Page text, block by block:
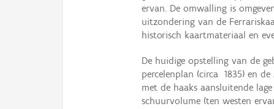
ervan. De omwalling is
uitzondering van de
historisch kaartmateriaal en
De huidige opstelling van de
percelenplan (circa 1835) en
met de haaks aansluitende
schuurvolume (ten westen